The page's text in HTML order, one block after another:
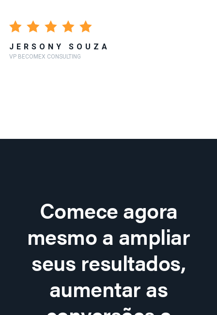
JERSONY SOUZA
VP BECOMEX CONSULTING
Comece agora
mesmo a ampliar
seus resultados,
aumentar as